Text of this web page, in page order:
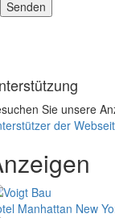
Sie unsere
der
Manhattan New